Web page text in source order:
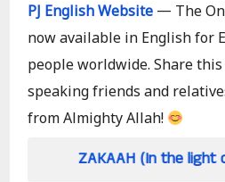
PJ English Website — The
now available in English for
people worldwide. Share
speaking friends and
from Almighty Allah!
(In the light of Qur an